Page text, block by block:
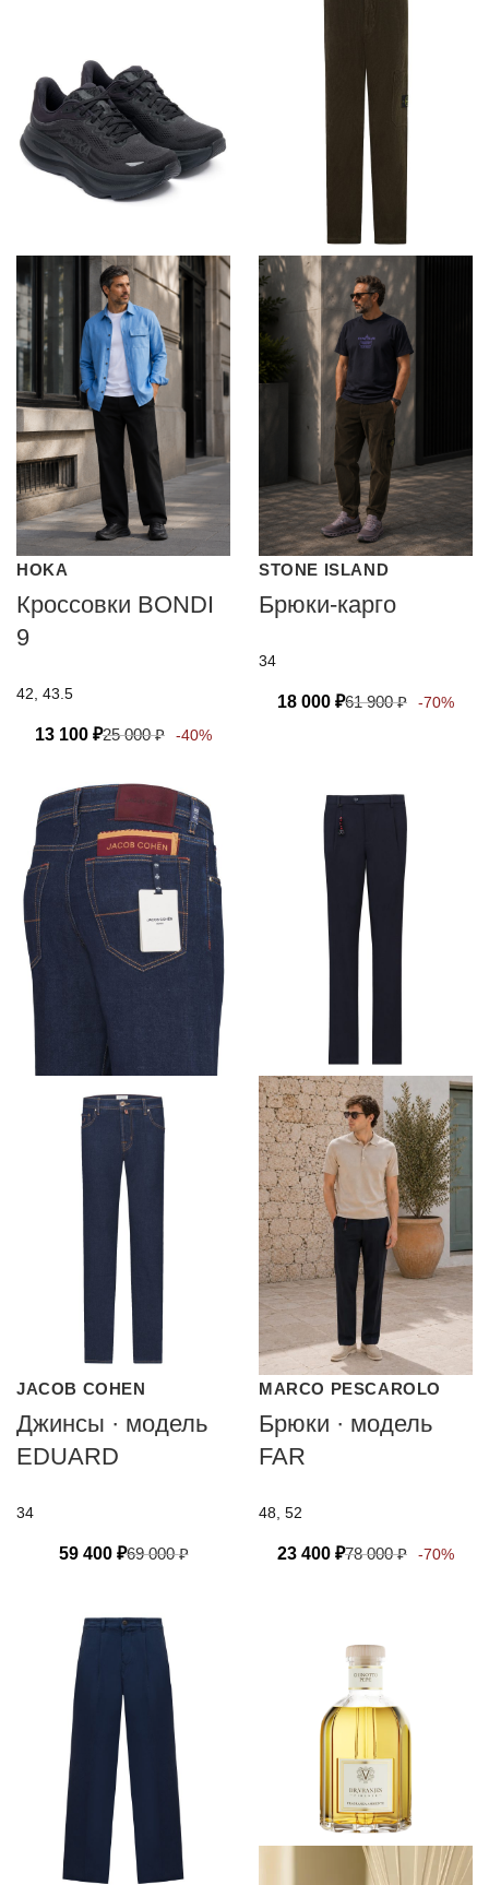
HOKA
Кроссовки BONDI
9
42, 43.5
13 100 ₽25 000₽ -40%
STONE ISLAND
Брюки-карго
34
18 000 ₽61 900₽ -70%
JACOB COHEN
Джинсы · модель
EDUARD
34
59 400 ₽69 000₽
MARCO PESCAROLO
Брюки · модель
FAR
48, 52
23 400 ₽78 000₽ -70%